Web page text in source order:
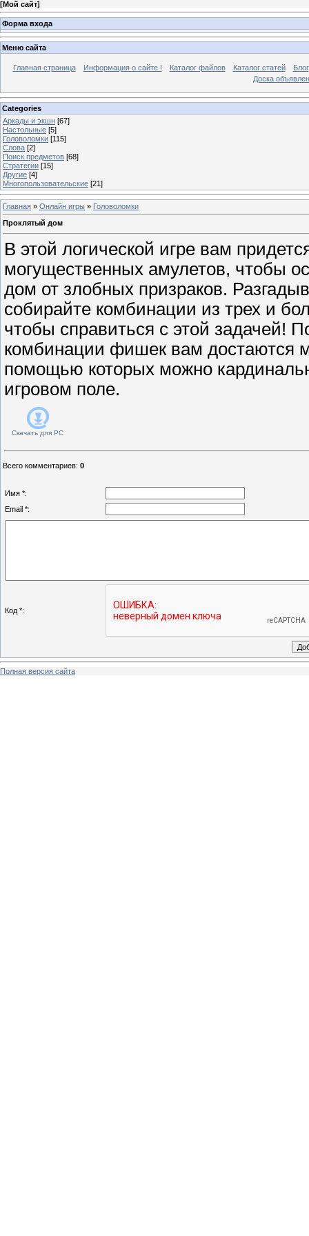
[Мой сайт]
Форма входа
Меню сайта
Главная страница Информация о сайте ! Каталог файлов Каталог статей
Блог
Доска
Categories
Аркады и экшн [67]
Настольные [5]
Головоломки [115]
Слова [2]
Поиск предметов [68]
Стратегии [15]
Другие [4]
Многопользовательские [21]
Главная » Онлайн игры » Головоломки
Проклятый дом
В этой логической игре вам
могущественных амулетов, чтобы
дом от злобных призраков.
собирайте комбинации из трех и
чтобы справиться с этой задачей!
комбинации фишек вам достаются
помощью которых можно
игровом поле.
Скачать для PC
Всего комментариев: 0
Имя *:
Email *:
Код *:
Полная версия сайта